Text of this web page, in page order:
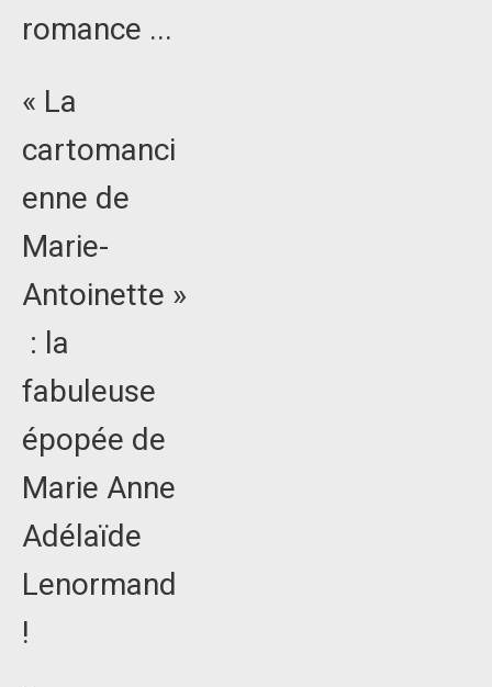
romance ...
« La
cartomanci
enne de
Marie-
Antoinette »
: la
fabuleuse
épopée de
Marie Anne
Adélaïde
Lenormand
!